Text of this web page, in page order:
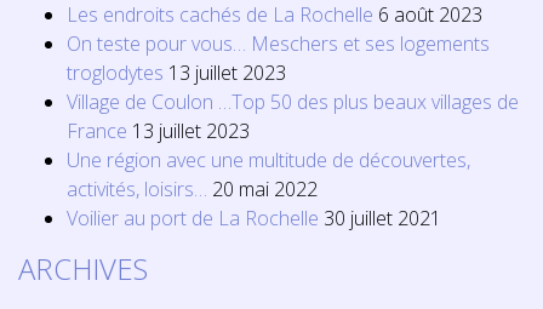
Les endroits cachés de La Rochelle 6 août 2023
On teste pour vous… Meschers et ses logements
troglodytes 13 juillet 2023
Village de Coulon …Top 50 des plus beaux villages de
France 13 juillet 2023
Une région avec une multitude de découvertes,
activités, loisirs… 20 mai 2022
Voilier au port de La Rochelle 30 juillet 2021
ARCHIVES